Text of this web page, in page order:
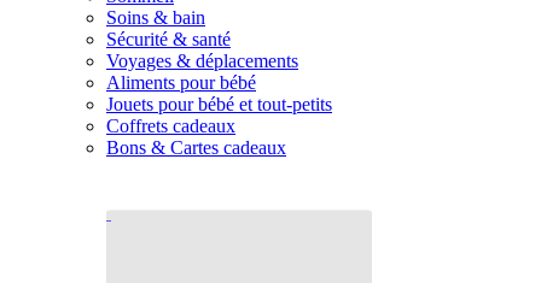
Soins & bain
Sécurité & santé
Voyages & déplacements
Aliments pour bébé
Jouets pour bébé et tout-petits
Coffrets cadeaux
Bons & Cartes cadeaux